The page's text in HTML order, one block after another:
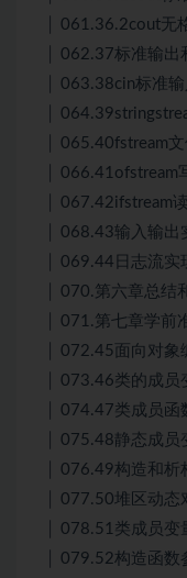
│ 061.36.2cout无
│ 062.37标准输出
│ 063.38cin标准
│
│ 065.40fstream
│ 066.41ofstream
│ 067.42ifstream
│ 068.43输入输
│ 069.44日志流实
│ 070.第六章总结
│ 071.第七章学前
│ 072.45面向对象
│ 073.46类的成员
│ 074.47类成员函
│ 075.48静态成员
│ 076.49构造和析
│ 077.50堆区动态
│ 078.51类成员变
│ 079.52构造函数